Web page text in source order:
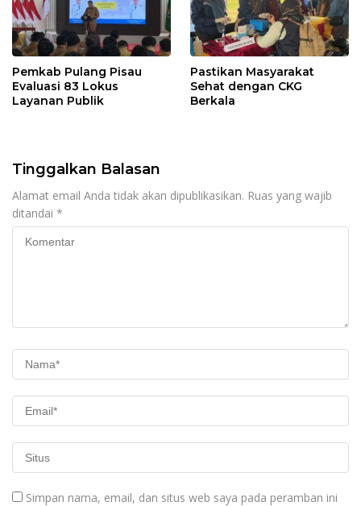
Pemkab Pulang Pisau
Evaluasi 83 Lokus
Layanan Publik
Pastikan Masyarakat
Sehat dengan CKG
Berkala
Tinggalkan Balasan
Alamat email Anda tidak akan dipublikasikan. Ruas yang wajib
ditandai *
Simpan nama, email, dan situs web saya pada peramban ini